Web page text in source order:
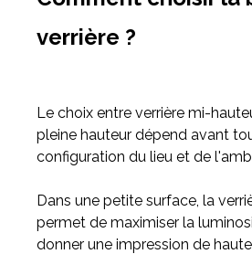
verrière ?
Le choix entre verrière mi-
pleine hauteur dépend avant
configuration du lieu et de
Dans une petite surface, la
permet de maximiser la
donner une impression de